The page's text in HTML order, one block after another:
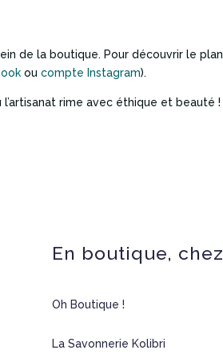
de la boutique. Pour découvrir le
oucompte Instagram).
rime avec éthique et beauté !
En boutique,
Oh Boutique !
La Savonnerie Kolibri